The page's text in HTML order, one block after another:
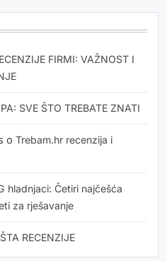
FIRMI: VAŽNOST I
SVE ŠTO TREBATE ZNATI
o Trebam.hr recenzija i
hladnjaci: Četiri najčešća
za rješavanje
RECENZIJE